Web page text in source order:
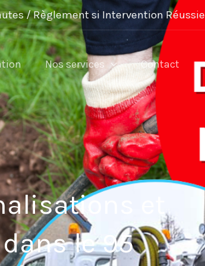
/ Règlement si Intervention Réussie
Nos services Contact
et
le 95